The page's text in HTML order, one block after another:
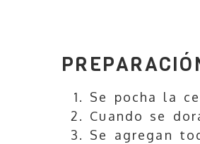
Se pocha la
Cuando se
Se agregan